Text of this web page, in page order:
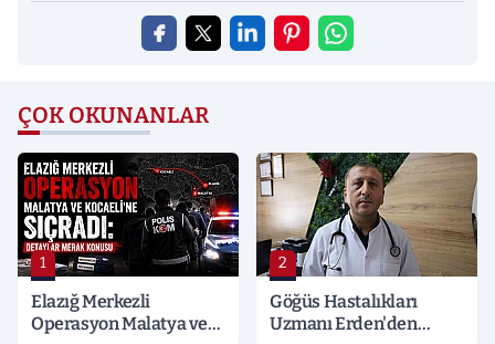
ÇOK OKUNANLAR
1
Elazığ Merkezli
Operasyon Malatya ve
2
Göğüs Hastalıkları
Uzmanı Erden'den